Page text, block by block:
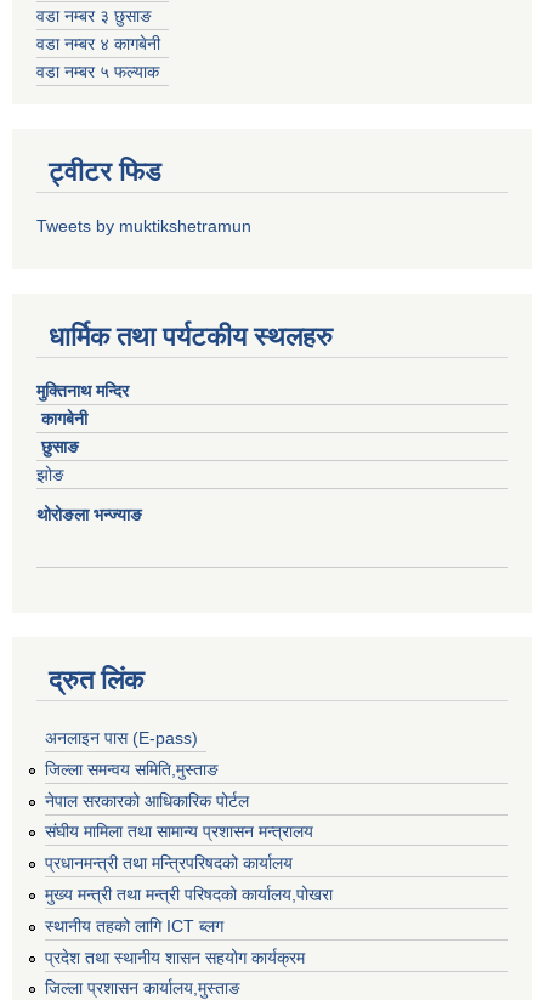
वडा नम्बर ३ छुसाङ
वडा नम्बर ४ कागबेनी
वडा नम्बर ५ फल्याक
ट्वीटर फिड
Tweets by muktikshetramun
धार्मिक तथा पर्यटकीय स्थलहरु
मुक्तिनाथ मन्दिर
कागबेनी
छुसाङ
झोङ
थोरोङला भन्ज्याङ
द्रुत लिंक
अनलाइन पास (E-pass)
जिल्ला समन्वय समिति,मुस्ताङ
नेपाल सरकारको आधिकारिक पोर्टल
संघीय मामिला तथा सामान्य प्रशासन मन्त्रालय
प्रधानमन्त्री तथा मन्त्रिपरिषदको कार्यालय
मुख्य मन्त्री तथा मन्त्री परिषदको कार्यालय,पोखरा
स्थानीय तहको लागि ICT ब्लग
प्रदेश तथा स्थानीय शासन सहयोग कार्यक्रम
जिल्ला प्रशासन कार्यालय,मुस्ताङ